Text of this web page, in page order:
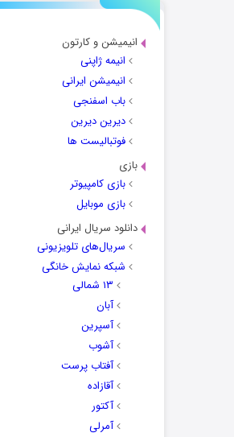
انیمیشن و کارتون
انیمه ژاپنی
انیمیشن ایرانی
باب اسفنجی
دیرین دیرین
فوتبالیست ها
بازی
بازی کامپیوتر
بازی موبایل
دانلود سریال ایرانی
سریال‌های تلویزیونی
شبکه نمایش خانگی
۱۳ شمالی
آبان
آسپرین
آشوب
آفتاب پرست
آقازاده
آکتور
آمرلی